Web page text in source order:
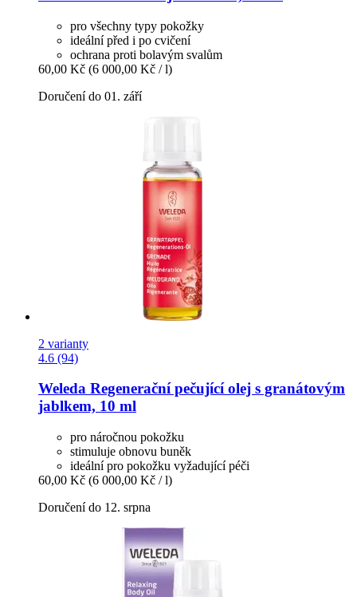
pro všechny typy pokožky
ideální před i po cvičení
ochrana proti bolavým svalům
60,00 Kč (6 000,00 Kč / l)
Doručení do 01. září
2 varianty
4.6 (94)
Weleda Regenerační pečující olej s granátovým
jablkem, 10 ml
pro náročnou pokožku
stimuluje obnovu buněk
ideální pro pokožku vyžadující péči
60,00 Kč (6 000,00 Kč / l)
Doručení do 12. srpna